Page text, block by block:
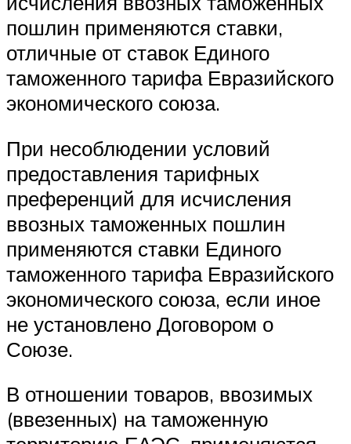
пошлин применяются ставки,
отличные от ставок Единого
таможенного тарифа Евразийского
экономического союза.
При несоблюдении условий
предоставления тарифных
преференций для исчисления
ввозных таможенных пошлин
применяются ставки Единого
таможенного тарифа Евразийского
экономического союза, если иное
не установлено Договором о
Союзе.
В отношении товаров, ввозимых
(ввезенных) на таможенную